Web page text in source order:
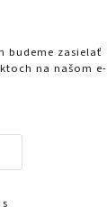
budeme zasielať
na našom e-